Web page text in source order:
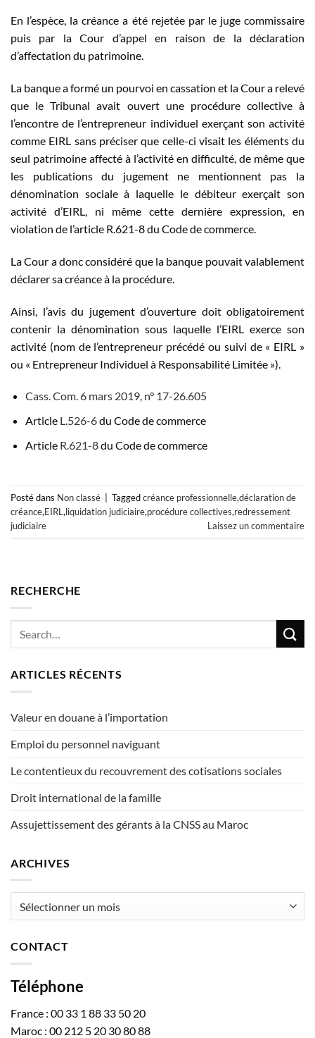
En l’espèce, la créance a été rejetée par le juge commissaire
puis par la Cour d’appel en raison de la déclaration
d’affectation du patrimoine.
La banque a formé un pourvoi en cassation et la Cour a relevé
que le Tribunal avait ouvert une procédure collective à
l’encontre de l’entrepreneur individuel exerçant son activité
comme EIRL sans préciser que celle-ci visait les éléments du
seul patrimoine affecté à l’activité en difficulté, de même que
les publications du jugement ne mentionnent pas la
dénomination sociale à laquelle le débiteur exerçait son
activité d’EIRL, ni même cette dernière expression, en
violation de l’article R.621-8 du Code de commerce.
La Cour a donc considéré que la banque pouvait valablement
déclarer sa créance à la procédure.
Ainsi, l’avis du jugement d’ouverture doit obligatoirement
contenir la dénomination sous laquelle l’EIRL exerce son
activité (nom de l’entrepreneur précédé ou suivi de « EIRL »
ou « Entrepreneur Individuel à Responsabilité Limitée »).
Cass. Com. 6 mars 2019, n° 17-26.605
Article L.526-6du Code de commerce
Article R.621-8du Code de commerce
Posté dans Non classé Taggedcréance professionnelle,déclaration de
créance,EIRL ,liquidation judiciaire,procédure collectives,redressement
judiciaire
Laissez un commentaire
RECHERCHE
ARTICLES RÉCENTS
Valeur en douane à l’importation
Emploi du personnel naviguant
Le contentieux du recouvrement des cotisations sociales
Droit international de la famille
Assujettissement des gérants à la CNSS au Maroc
ARCHIVES
CONTACT
Téléphone
France : 00 33 1 88 33 50 20
Maroc : 00 212 5 20 30 80 88